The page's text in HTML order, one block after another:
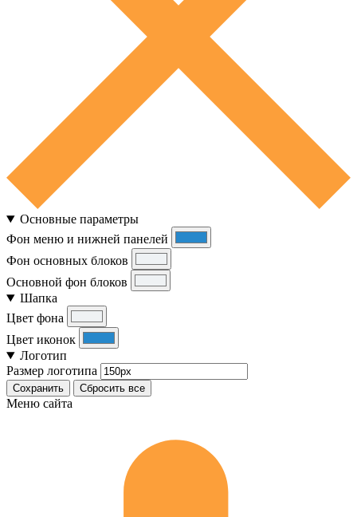
Основные параметры
Фон меню и нижней панелей
Фон основных блоков
Основной фон блоков
Шапка
Цвет фона
Цвет иконок
Логотип
Размер логотипа
Сохранить Сбросить все
Меню сайта